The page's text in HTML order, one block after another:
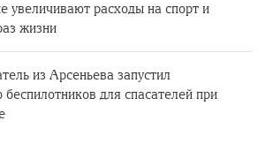
увеличивают расходы на спорт и
жизни
из Арсеньева запустил
беспилотников для спасателей при